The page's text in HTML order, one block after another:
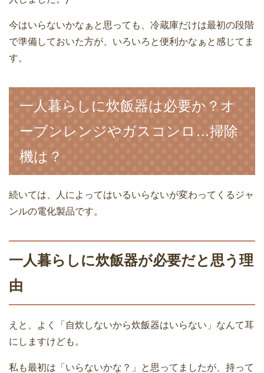
今はいらないかなぁと思っても、冷蔵庫だけは最初の段階
で準備しておいた方が、いろいろと便利かなぁと感じてま
す。
一人暮らしに炊飯器は必要か？オ
ーブンレンジやガスコンロ…掃除
機は？
続いては、人によってはいるいらないが変わってくるジャ
ンルの電化製品です。
一人暮らしに炊飯器が必要だと思う理
由
えと、よく「自炊しないから炊飯器はいらない」なんて耳
にしますけども。
私も最初は「いらないかな？」と思ってましたが、持って